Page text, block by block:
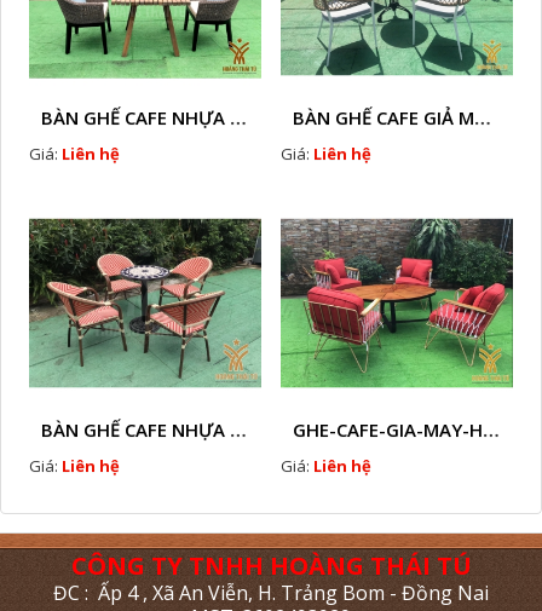
BÀN GHẾ CAFE NHỰA GIÃ MÂY HTT - L32
Giá: Liên hệ
BÀN GHẾ CAFE GIẢ MÂY HTT - L128
Giá: Liên hệ
BÀN GHẾ CAFE NHỰA GIẢ MÂY HTT - L112
Giá: Liên hệ
GHE-CAFE-GIA-MAY-HTT - L110
Giá: Liên hệ
CÔNG TY TNHH HOÀNG THÁI TÚ
ĐC : Ấp 4 , Xã An Viễn, H. Trảng Bom - Đồng Nai